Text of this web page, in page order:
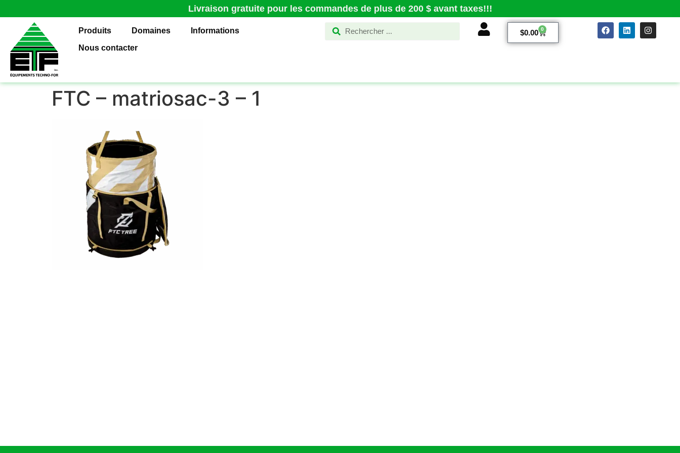
Livraison gratuite pour les commandes de plus de 200 $ avant taxes!!!
Produits Domaines
Informations
Nous contacter
$0.00 0
FTC – matriosac-3 – 1